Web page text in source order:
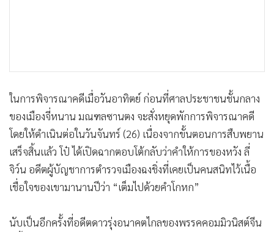
ในการพิจารณาคดีเมื่อวันอาทิตย์ ก่อนที่ศาลประชาชนชั้นกลาง
ของเมืองจี่หนาน มณฑลซานตง จะสั่งหยุดพักการพิจารณาคดี
โดยให้ดำเนินต่อในวันจันทร์ (26) เนื่องจากขั้นตอนการสืบพยาน
เสร็จสิ้นแล้ว โป๋ ได้เปิดฉากตอบโต้กลับว่าคำให้การของหวัง ลี่
จิว์น อดีตผู้บัญชาการตำรวจเมืองฉงชิ่งที่เคยเป็นคนสนิทไว้เนื้อ
เชื่อใจของเขามานานปีว่า “เต็มไปด้วยคำโกหก”
นับเป็นอีกครั้งที่อดีตดาวรุ่งอนาคตไกลของพรรคคอมมิวนิสต์จีน